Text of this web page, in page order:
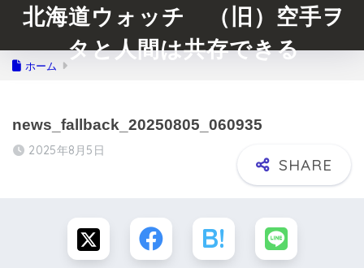
北海道ウォッチ （旧）空手ヲ
タと人間は共存できる
ホーム
news_fallback_20250805_060935
2025年8月5日